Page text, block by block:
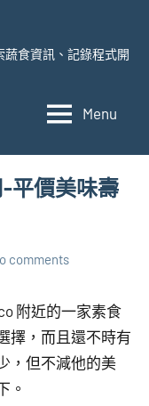
食資訊、記錄程式開
Menu
-平價美味壽
comments
附近的一家素食
擇，而且還不時有
，但不減他的美
。